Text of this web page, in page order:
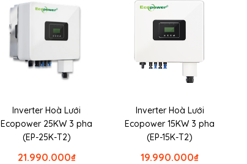
Inverter Hoà Lưới
Ecopower 25KW 3 pha
(EP-25K-T2)
₫
21.990.000
Inverter Hoà Lưới
Ecopower 15KW 3 pha
(EP-15K-T2)
₫
19.990.000